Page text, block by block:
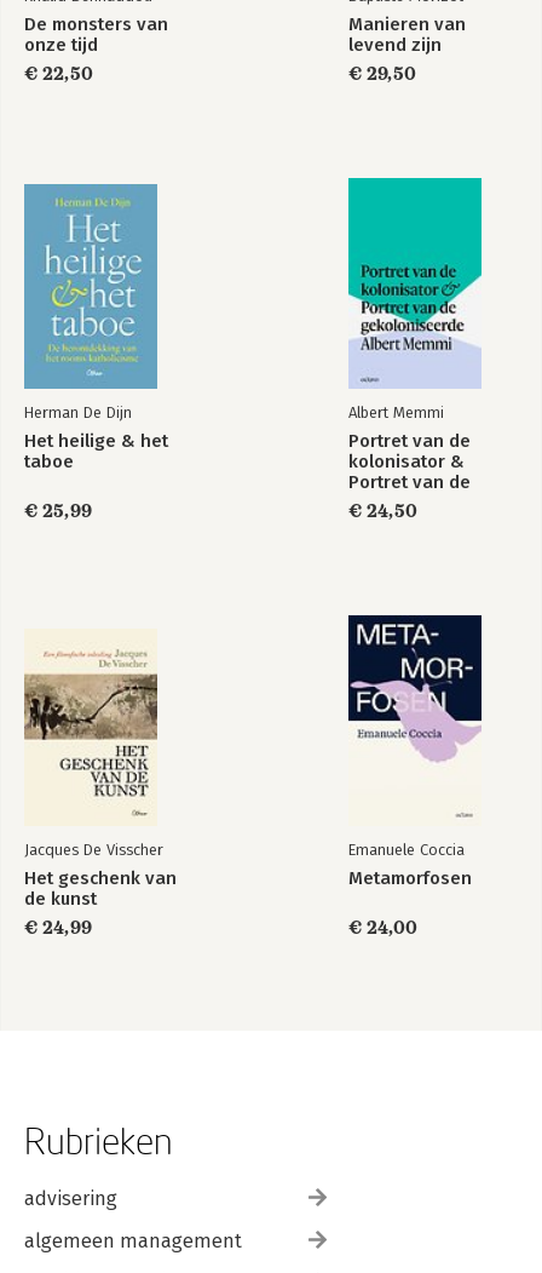
De monsters van
onze tijd
€ 22,50
Manieren van
levend zijn
€ 29,50
Herman De Dijn
Het heilige & het
taboe
€ 25,99
Albert Memmi
Portret van de
kolonisator &
Portret van de
gekoloniseerde
€ 24,50
Jacques De Visscher
Het geschenk van
de kunst
€ 24,99
Emanuele Coccia
Metamorfosen
€ 24,00
Rubrieken
advisering
algemeen management